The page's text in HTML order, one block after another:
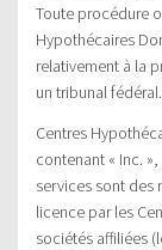
Toute procédure
Hypothécaires
relativement à la
un tribunal fédéral.
Centres
contenant « Inc.
services sont des
licence par les
sociétés affiliées